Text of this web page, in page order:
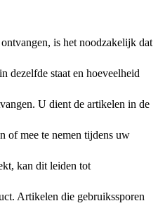
is het noodzakelijk dat
dezelfde staat en hoeveelheid
U dient de artikelen in de
of mee te nemen tijdens uw
kan dit leiden tot
Artikelen die gebruikssporen